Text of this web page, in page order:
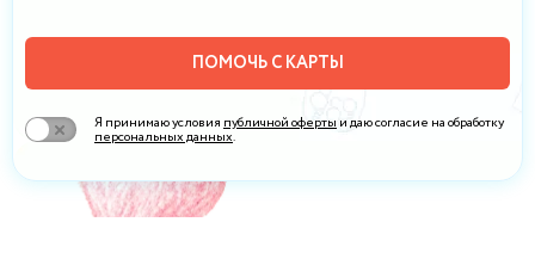
ПОМОЧЬ С КАРТЫ
Я принимаю условия публичной оферты и даю согласие на обработку
персональных данных.